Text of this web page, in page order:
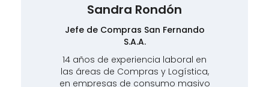
Sandra Rondón
Jefe de Compras San Fernando
S.A.A.
14 años de experiencia laboral en
las áreas de Compras y Logística,
en empresas de consumo masivo